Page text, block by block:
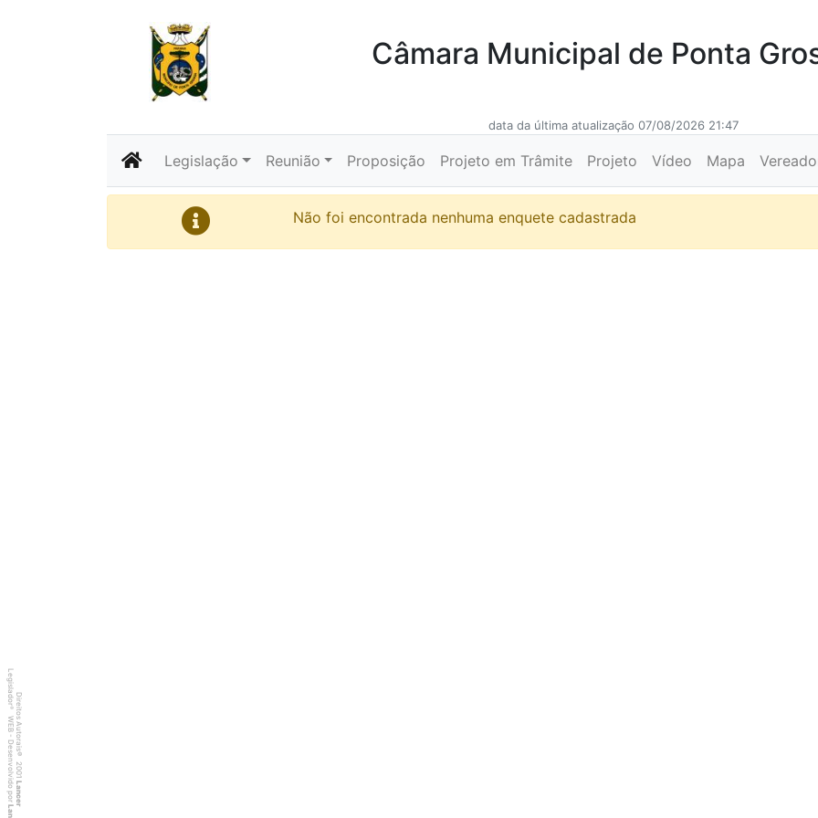
Câmara Municipal de Ponta
data da última atualização 07/08/2026 21:47
Legislação Reunião Proposição Projeto em Trâmite Projeto Vídeo Mapa
Não foi encontrada nenhuma enquete cadastrada
Direitos Autorais
©
2001
Lancer
Legislador
®
WEB - Desenvolvido por